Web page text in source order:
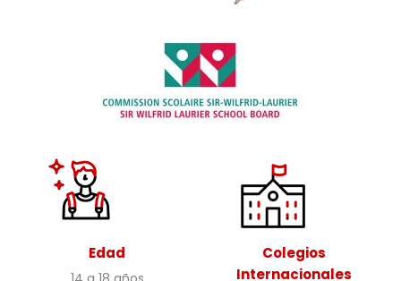
Edad
Colegios
Internacionales